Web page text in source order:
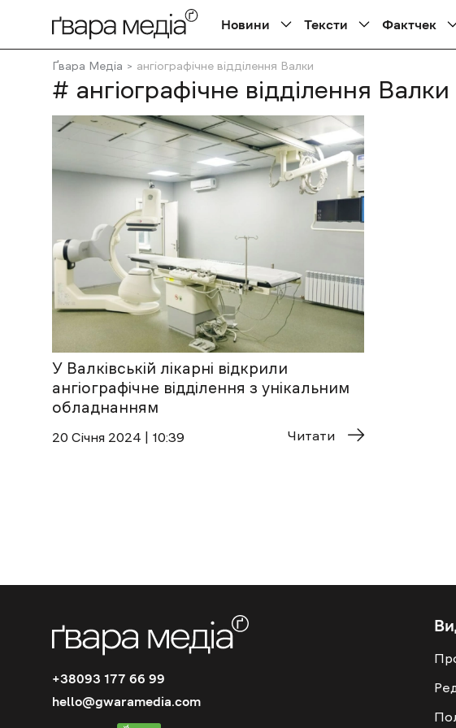
Новини Тексти Фактчек
Ґвара Медіа ангіографічне відділення Валки
# ангіографічне відділення Валки
У Валківській лікарні відкрили
ангіографічне відділення з унікальним
обладнанням
20 Січня 2024 | 10:39 Читати
+38093 177 66 99
hello@gwaramedia.com